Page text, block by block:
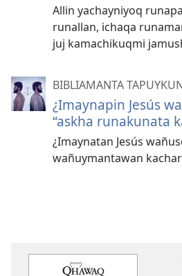
Allin yachayniyoq
runallan, ichaqa
juj kamachikuqmi
BIBLIAMANTA
¿Imaynapin Jesús
“askha runakunata
¿Imaynatan Jesús
wañuymantawan